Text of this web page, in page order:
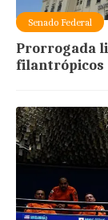
Senado Federal
Prorrogada
filantrópicos